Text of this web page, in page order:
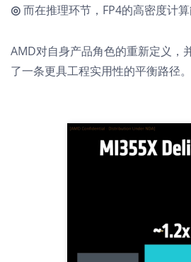
◎而在推理环节，FP4的高密度计
AMD对自身产品角色的重新定义，
了一条更具工程实用性的平衡路径。